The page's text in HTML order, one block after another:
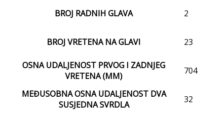
BROJ RADNIH GLAVA 2
BROJ VRETENA NA GLAVI 23
OSNA UDALJENOST PRVOG I ZADNJEG
VRETENA (MM)
704
MEĐUSOBNA OSNA UDALJENOST DVA
SUSJEDNA SVRDLA
32